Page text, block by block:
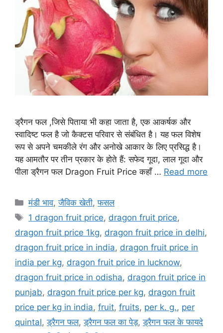
ड्रैगन फल ,जिसे पिताया भी कहा जाता है, एक आकर्षक और
स्वादिष्ट फल है जो कैक्टस परिवार से संबंधित है। यह फल विशेष
रूप से अपने चमकीले रंग और अनोखे आकार के लिए प्रसिद्ध है।
यह आमतौर पर तीन प्रकार के होते हैं: सफेद गूदा, लाल गूदा और
पीला ड्रैगन फल Dragon Fruit Price कहाँ … Read more
Categories
मंडी भाव,जैविक खेती,फसल
Tags
1 dragon fruit price, dragon fruit price,
dragon fruit price 1kg, dragon fruit price in delhi,
dragon fruit price in india, dragon fruit price in
india per kg, dragon fruit price in lucknow,
dragon fruit price in odisha, dragon fruit price in
punjab, dragon fruit price per kg, dragon fruit
price per kg in india, fruit, fruits, per k. g., per
quintal,ड्रैगन फल,ड्रैगन फल का पेड़,ड्रैगन फल के फायदे